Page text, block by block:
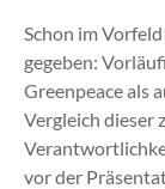
Schon im
gegeben:
Greenpeace als
Vergleich dieser
vor der